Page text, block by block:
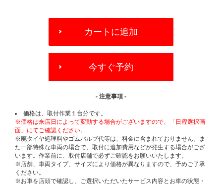
OPTIONS
カートに追加
今すぐ予約
- 注意事項 -
価格は、取付作業１台分です。
※価格は来店日によって変動する場合がございますので、「日程選択画
面」にてご確認ください。
※廃タイヤ処理料やゴムバルブ代等は、料金に含まれておりません。ま
た一部特殊な車両の場合で、取付に追加費用などが発生する場合がござ
います。作業前に、取付店舗で必ずご確認をお願いいたします。
※店舗、車両タイプ、サイズにより価格が異なりますので、予めご了承
ください。
※お車を店頭で確認し、ご選択いただいたサービス内容とお車の状態・